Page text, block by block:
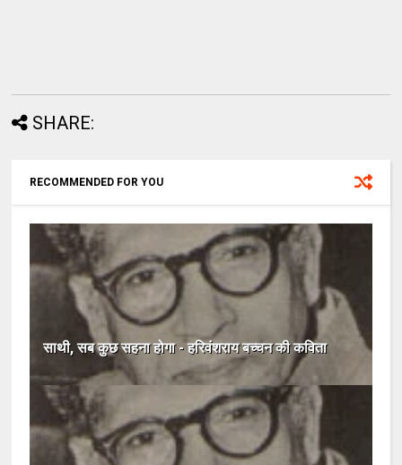
SHARE:
RECOMMENDED FOR YOU
साथी, सब कुछ सहना होगा - हरिवंशराय बच्चन की कविता